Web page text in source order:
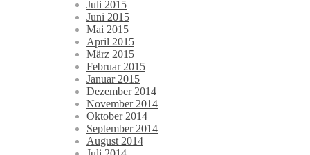
Juli 2015
Juni 2015
Mai 2015
April 2015
März 2015
Februar 2015
Januar 2015
Dezember 2014
November 2014
Oktober 2014
September 2014
August 2014